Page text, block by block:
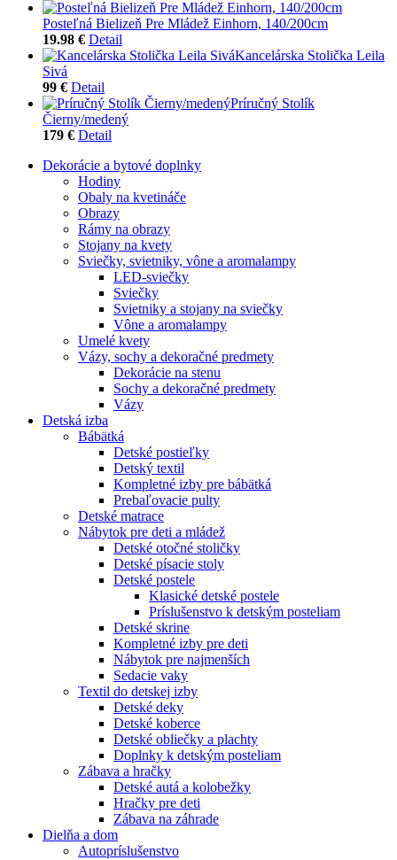
Posteľná Bielizeň Pre Mládež Einhorn, 140/200cm
19.98 € Detail
Kancelárska Stolička Leila
Sivá
99 € Detail
Príručný Stolík
Čierny/medený
179 € Detail
Dekorácie a bytové doplnky
Hodiny
Obaly na kvetináče
Obrazy
Rámy na obrazy
Stojany na kvety
Sviečky, svietniky, vône a aromalampy
LED-sviečky
Sviečky
Svietniky a stojany na sviečky
Vône a aromalampy
Umelé kvety
Vázy, sochy a dekoračné predmety
Dekorácie na stenu
Sochy a dekoračné predmety
Vázy
Detská izba
Bábätká
Detské postieľky
Detský textil
Kompletné izby pre bábätká
Prebaľovacie pulty
Detské matrace
Nábytok pre deti a mládež
Detské otočné stoličky
Detské písacie stoly
Detské postele
Klasické detské postele
Príslušenstvo k detským posteliam
Detské skrine
Kompletné izby pre deti
Nábytok pre najmenších
Sedacie vaky
Textil do detskej izby
Detské deky
Detské koberce
Detské obliečky a plachty
Doplnky k detským posteliam
Zábava a hračky
Detské autá a kolobežky
Hračky pre deti
Zábava na záhrade
Dielňa a dom
Autopríslušenstvo